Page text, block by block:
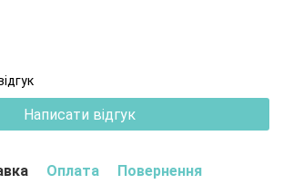
Написати відгук
Оплата Повернення